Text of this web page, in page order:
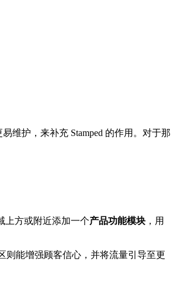
维护，来补充 Stamped 的作用。对于那
上方或附近添加一个产品功能模块 ，用
则能增强顾客信心，并将流量引导至更